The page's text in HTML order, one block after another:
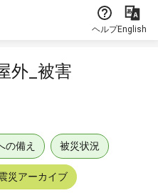
ヘルプEnglish
外_被害
の備え 被災状況
災アーカイブ